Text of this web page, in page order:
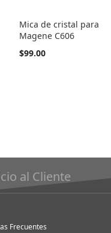
Mica de cristal para
Magene C606
$99.00
al Cliente
Frecuentes